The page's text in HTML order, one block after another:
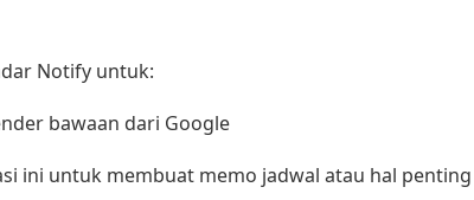
Notify untuk:
bawaan dari Google
ini untuk membuat memo jadwal atau hal penting